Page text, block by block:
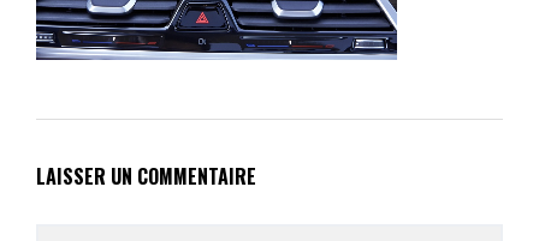
LAISSER UN COMMENTAIRE